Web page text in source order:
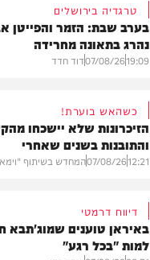
טרגדיה בירושלים
בערב שבת: הזמר והפייטן
נהרג בתאונה מחרידה
19:09
07/08/26דוד חדד
כשהאש בוערת!
הזיכרונות שלא יישכחו
והתובנות בשנים שאחרי
12:21
07/08/26המחדש בשיתוף
דיווח דרמטי
באיראן טוענים שמוג'תבא
למות "בכל רגע"